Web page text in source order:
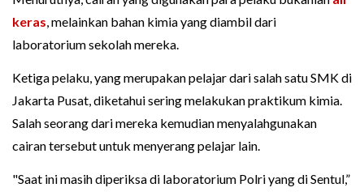
keras , melainkan bahan kimia yang diambil dari
laboratorium sekolah mereka.
Ketiga pelaku, yang merupakan pelajar dari salah satu SMK di
Jakarta Pusat, diketahui sering melakukan praktikum kimia.
Salah seorang dari mereka kemudian menyalahgunakan
cairan tersebut untuk menyerang pelajar lain.
"Saat ini masih diperiksa di laboratorium Polri yang di Sentul,”